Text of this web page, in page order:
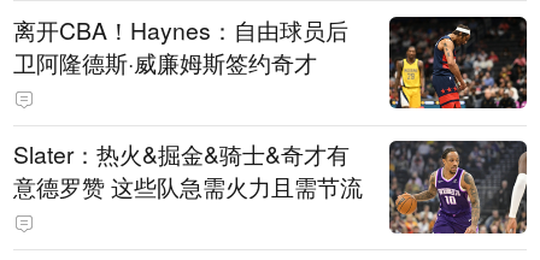
离开CBA！Haynes：自由球员后
卫阿隆德斯·威廉姆斯签约奇才
Slater：热火&掘金&骑士&奇才有
意德罗赞 这些队急需火力且需节流